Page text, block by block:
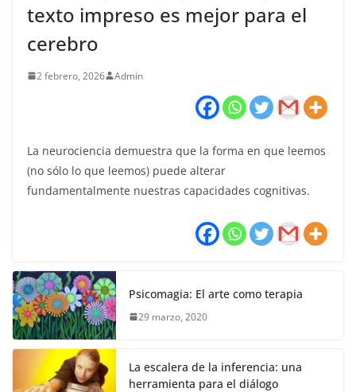
texto impreso es mejor para el
cerebro
2 febrero, 2026 Admin
La neurociencia demuestra que la forma en que leemos
(no sólo lo que leemos) puede alterar
fundamentalmente nuestras capacidades cognitivas.
Psicomagia: El arte como terapia
29 marzo, 2020
La escalera de la inferencia: una
herramienta para el diálogo